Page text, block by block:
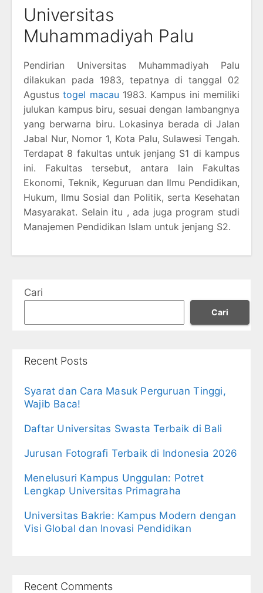
Universitas
Muhammadiyah Palu
Pendirian Universitas Muhammadiyah Palu
dilakukan pada 1983, tepatnya di tanggal 02
Agustustogel macau 1983. Kampus ini memiliki
julukan kampus biru, sesuai dengan lambangnya
yang berwarna biru. Lokasinya berada di Jalan
Jabal Nur, Nomor 1, Kota Palu, Sulawesi Tengah.
Terdapat 8 fakultas untuk jenjang S1 di kampus
ini. Fakultas tersebut, antara lain Fakultas
Ekonomi, Teknik, Keguruan dan Ilmu Pendidikan,
Hukum, Ilmu Sosial dan Politik, serta Kesehatan
Masyarakat. Selain itu , ada juga program studi
Manajemen Pendidikan Islam untuk jenjang S2.
Cari
Cari
Recent Posts
Syarat dan Cara Masuk Perguruan Tinggi,
Wajib Baca!
Daftar Universitas Swasta Terbaik di Bali
Jurusan Fotografi Terbaik di Indonesia 2026
Menelusuri Kampus Unggulan: Potret
Lengkap Universitas Primagraha
Universitas Bakrie: Kampus Modern dengan
Visi Global dan Inovasi Pendidikan
Recent Comments